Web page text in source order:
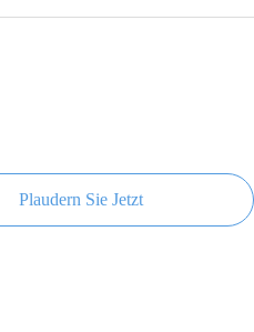
Plaudern Sie Jetzt